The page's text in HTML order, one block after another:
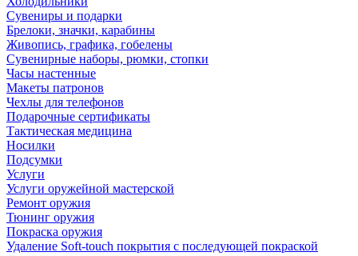
Сувениры и подарки
Брелоки, значки, карабины
Живопись, графика, гобелены
Сувенирные наборы, рюмки, стопки
Часы настенные
Макеты патронов
Чехлы для телефонов
Подарочные сертификаты
Тактическая медицина
Носилки
Подсумки
Услуги
Услуги оружейной мастерской
Ремонт оружия
Тюнинг оружия
Покраска оружия
Удаление Soft-touch покрытия с последующей покраской